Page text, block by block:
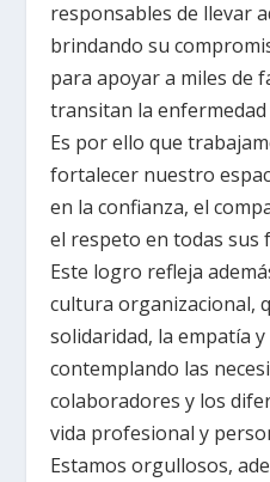
responsables de llevar
brindando su
para apoyar a miles de
transitan la enfermedad
Es por ello que
fortalecer nuestro
en la confianza, el
el respeto en todas sus
Este logro refleja
cultura organizacional,
solidaridad, la empatía y
contemplando las
colaboradores y los
vida profesional y
Estamos orgullosos,